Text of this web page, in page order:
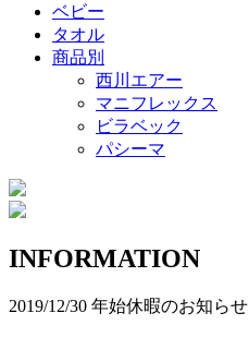
ベビー
タオル
商品別
西川エアー
マニフレックス
ビラベック
パシーマ
INFORMATION
2019/12/30 年始休暇のお知らせ